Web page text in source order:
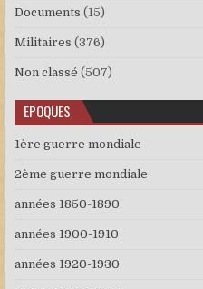
Documents (15)
Militaires (376)
Non classé (507)
EPOQUES
1ère guerre mondiale
2ème guerre mondiale
années 1850-1890
années 1900-1910
années 1920-1930